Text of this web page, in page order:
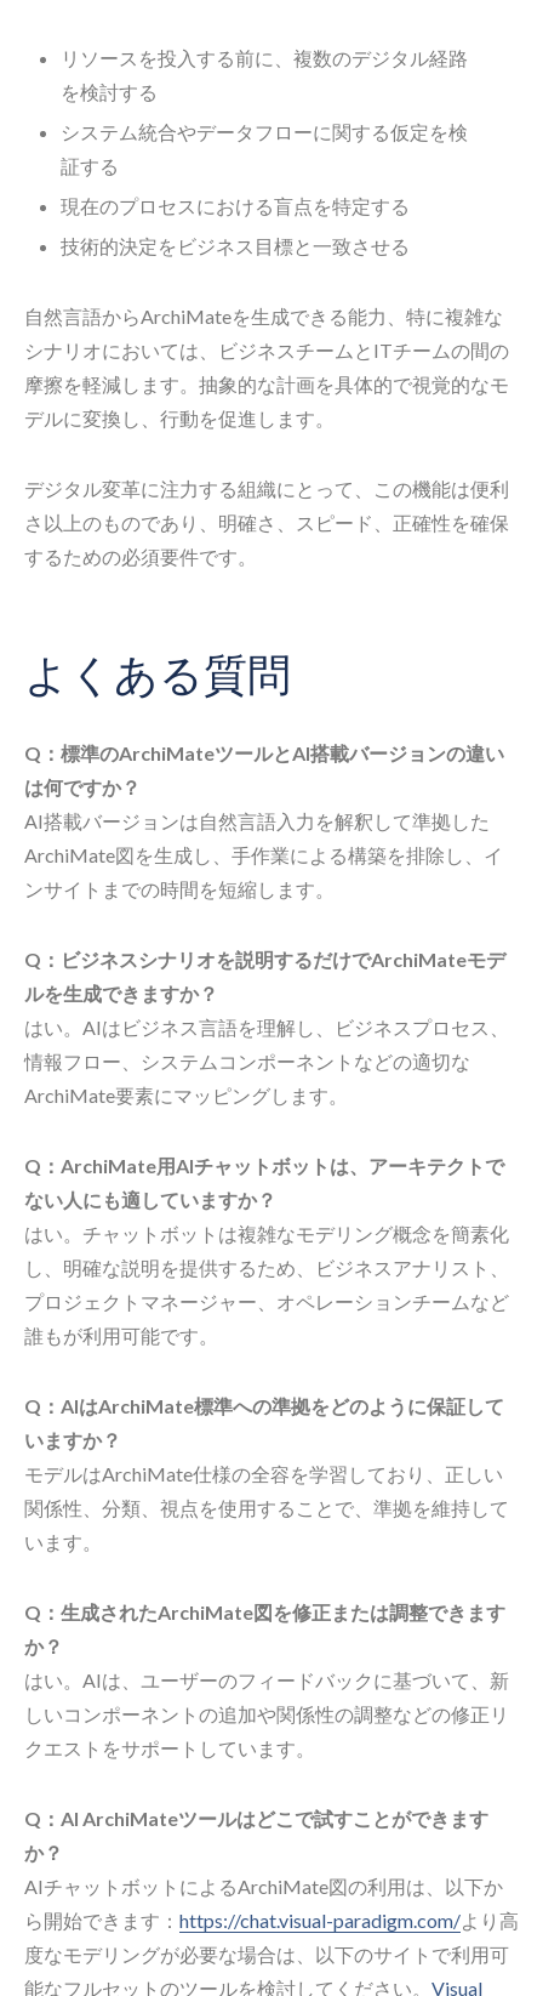
リソースを投入する前に、複数のデジタル経路
を検討する
システム統合やデータフローに関する仮定を検
証する
現在のプロセスにおける盲点を特定する
技術的決定をビジネス目標と一致させる
自然言語からArchiMateを生成できる能力、特に複雑な
シナリオにおいては、ビジネスチームとITチームの間の
摩擦を軽減します。抽象的な計画を具体的で視覚的なモ
デルに変換し、行動を促進します。
デジタル変革に注力する組織にとって、この機能は便利
さ以上のものであり、明確さ、スピード、正確性を確保
するための必須要件です。
よくある質問
Q：標準のArchiMateツールとAI搭載バージョンの違い
は何ですか？
AI搭載バージョンは自然言語入力を解釈して準拠した
ArchiMate図を生成し、手作業による構築を排除し、イ
ンサイトまでの時間を短縮します。
Q：ビジネスシナリオを説明するだけでArchiMateモデ
ルを生成できますか？
はい。AIはビジネス言語を理解し、ビジネスプロセス、
情報フロー、システムコンポーネントなどの適切な
ArchiMate要素にマッピングします。
Q：ArchiMate用AIチャットボットは、アーキテクトで
ない人にも適していますか？
はい。チャットボットは複雑なモデリング概念を簡素化
し、明確な説明を提供するため、ビジネスアナリスト、
プロジェクトマネージャー、オペレーションチームなど
誰もが利用可能です。
Q：AIはArchiMate標準への準拠をどのように保証して
いますか？
モデルはArchiMate仕様の全容を学習しており、正しい
関係性、分類、視点を使用することで、準拠を維持して
います。
Q：生成されたArchiMate図を修正または調整できます
か？
はい。AIは、ユーザーのフィードバックに基づいて、新
しいコンポーネントの追加や関係性の調整などの修正リ
クエストをサポートしています。
Q：AI ArchiMateツールはどこで試すことができます
か？
AIチャットボットによるArchiMate図の利用は、以下か
ら開始できます： https://chat.visual-paradigm.com/より高
度なモデリングが必要な場合は、以下のサイトで利用可
能なフルセットのツールを検討してください。 Visual